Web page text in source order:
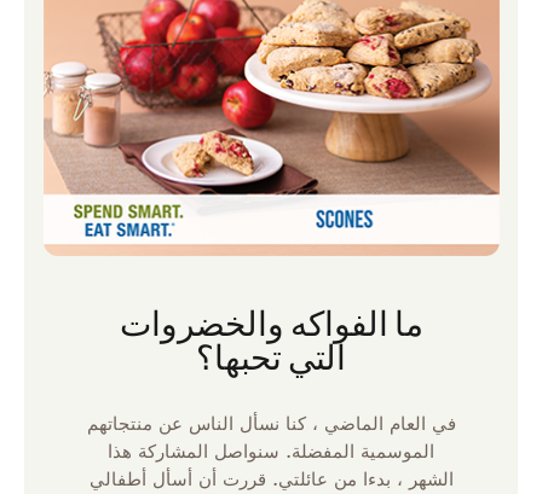
، يمكن أن تكون البستنة مصدرا رائعا للمجتمع.
ما الفواكه والخضروات
التي تحبها؟
في العام الماضي ، كنا نسأل الناس عن منتجاتهم
الموسمية المفضلة. سنواصل المشاركة هذا
الشهر ، بدءا من عائلتي. قررت أن أسأل أطفالي